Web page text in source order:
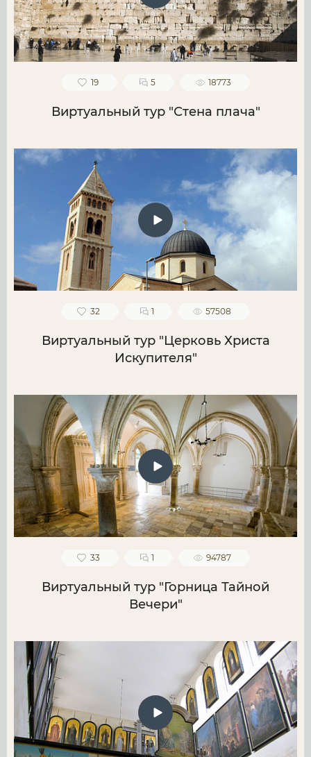
19 5 18773
Виртуальный тур "Стена плача"
32 1 57508
Виртуальный тур "Церковь Христа
Искупителя"
33 1 94787
Виртуальный тур "Горница Тайной
Вечери"